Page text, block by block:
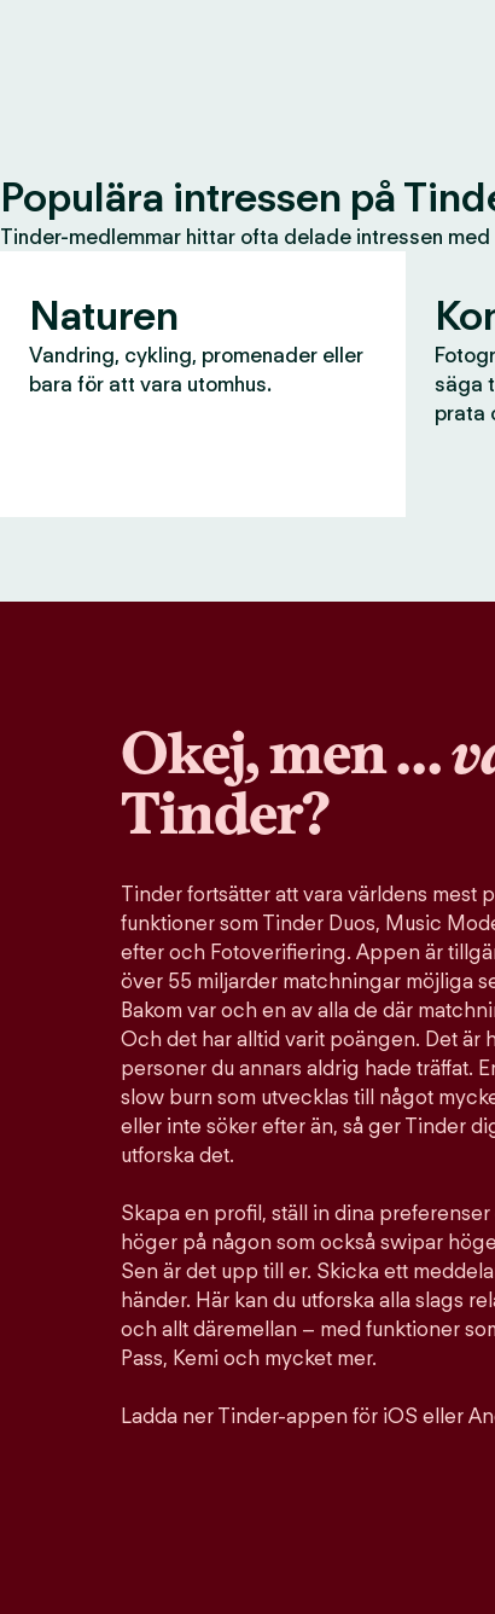
Populära intressen på
Tinder-medlemmar hittar ofta delade intressen
Naturen
Vandring, cykling, promenader eller
bara för att vara utomhus.
säga
prata
Okej, men …
Tinder?
Tinder fortsätter att vara världens mest
funktioner som Tinder Duos, Music
efter och Fotoverifiering. Appen är
över 55 miljarder matchningar möjliga
Bakom var och en av alla de där
Och det har alltid varit poängen. Det är
personer du annars aldrig hade träffat.
slow burn som utvecklas till något
eller inte söker efter än, så ger Tinder
utforska det.
Skapa en profil, ställ in dina
höger på någon som också swipar
Sen är det upp till er. Skicka ett
händer. Här kan du utforska alla slags
och allt däremellan – med funktioner
Pass, Kemi och mycket mer.
Ladda ner Tinder-appen för iOS eller